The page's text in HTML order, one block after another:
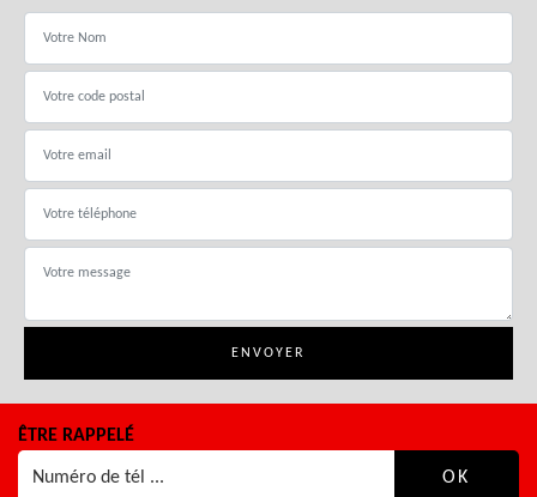
ÊTRE RAPPELÉ